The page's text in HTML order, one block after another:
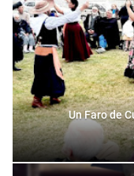
Un Faro de